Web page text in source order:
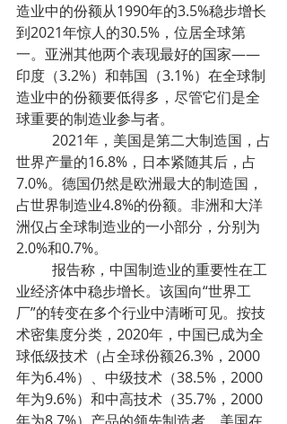
造业中的份额从1990年的3.5%稳步增长
到2021年惊人的30.5%，位居全球第
一。亚洲其他两个表现最好的国家——
印度（3.2%）和韩国（3.1%）在全球制
造业中的份额要低得多，尽管它们是全
球重要的制造业参与者。
世界产量的16.8%，日本紧随其后，占
7.0%。德国仍然是欧洲最大的制造国，
占世界制造业4.8%的份额。非洲和大洋
洲仅占全球制造业的一小部分，分别为
2.0%和0.7%。
业经济体中稳步增长。该国向“世界工
厂”的转变在多个行业中清晰可见。按技
术密集度分类，2020年，中国已成为全
球低级技术（占全球份额26.3%，2000
年为6.4%）、中级技术（38.5%，2000
年为9.6%）和中高技术（35.7%，2000